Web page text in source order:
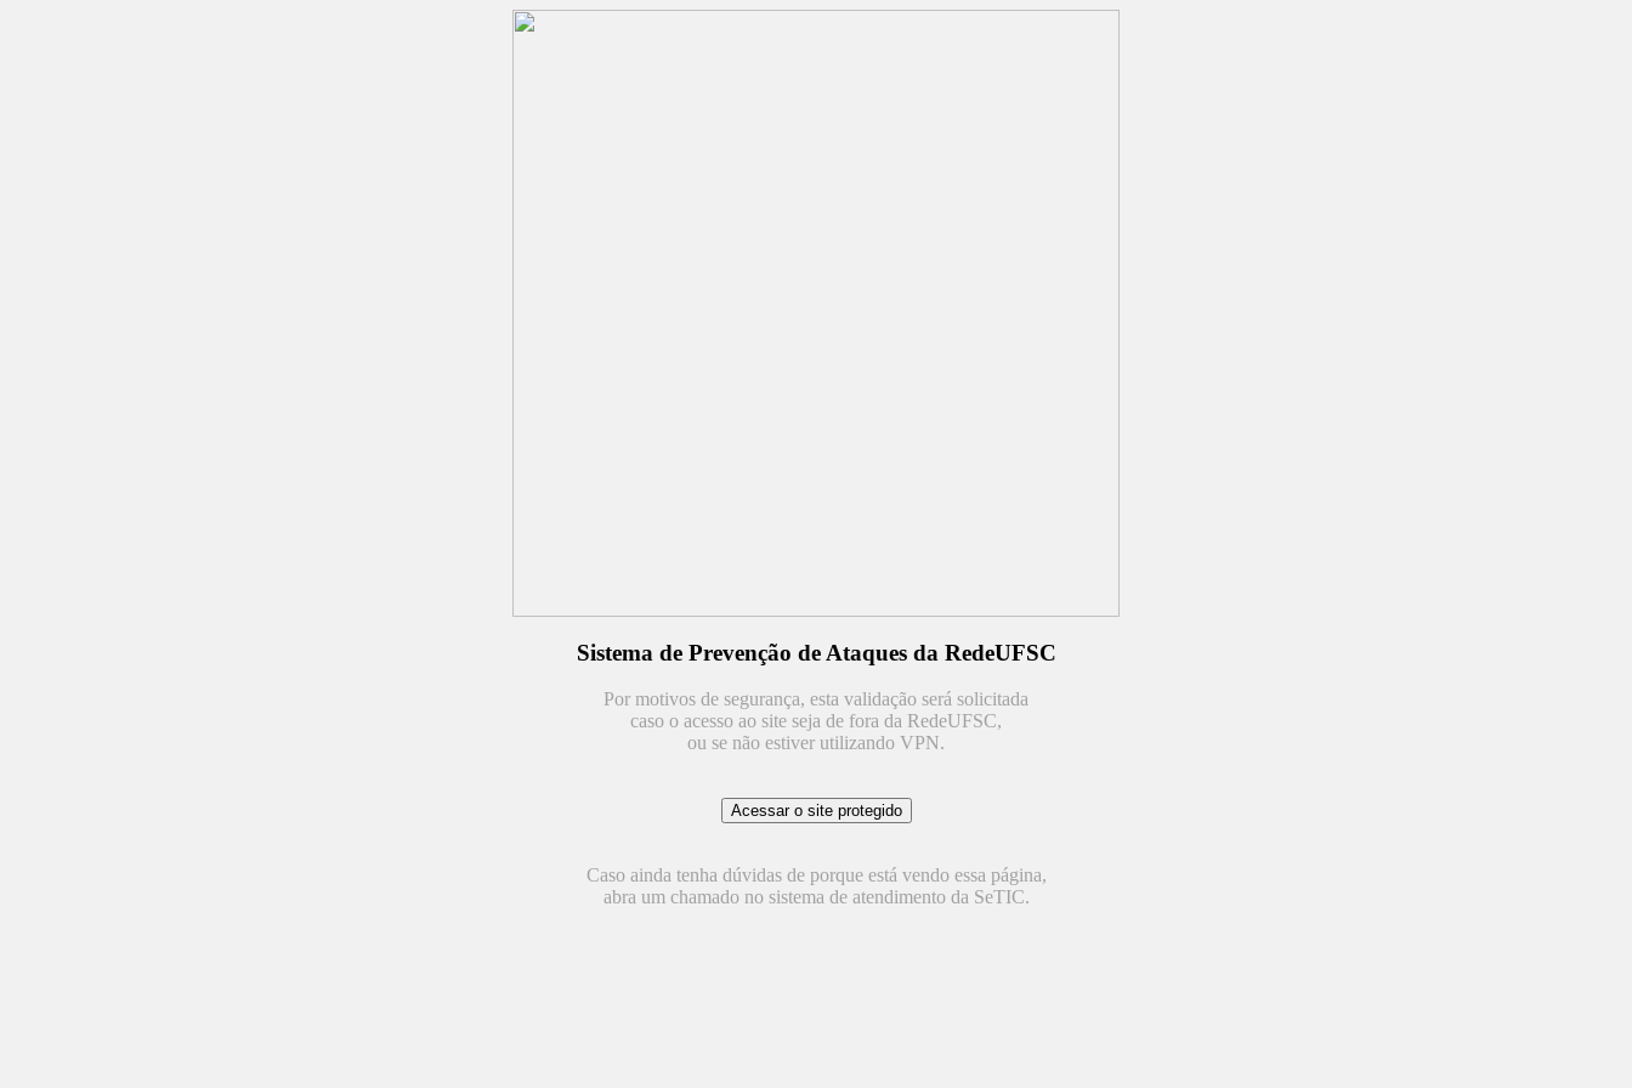
Sistema de Prevenção de Ataques da RedeUFSC
Por motivos de segurança, esta validação será solicitada
caso o acesso ao site seja de fora da RedeUFSC,
ou se não estiver utilizando VPN.
Caso ainda tenha dúvidas de porque está vendo essa página,
abra um chamado no sistema de atendimento da SeTIC.